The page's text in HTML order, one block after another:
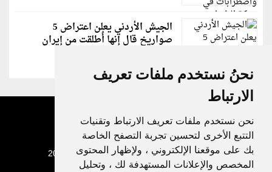
نحنُ نستخدم ملفات تعريف
الارتباط
نحن نستخدم ملفات تعريف الارتباط وتقنيات
التتبع الأخرى لتحسين تجربة التصفح الخاصة
بك على موقعنا الإلكتروني ، ولإظهار المحتوى
المخصص والإعلانات المستهدفة لك ، وتحليل
الجيش الأردني يعلن اعتراض 5
صواريخ قال إنها أُطلقت من إيران
جميع الحقوق محفوظة لدنيا الوطن © 2003 - 2022